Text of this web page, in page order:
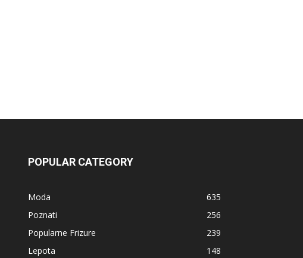
POPULAR CATEGORY
Moda
635
Poznati
256
Popularne Frizure
239
Lepota
148